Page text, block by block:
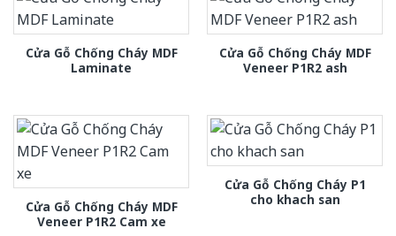
Cửa Gỗ Chống Cháy MDF
Laminate
Cửa Gỗ Chống Cháy MDF
Veneer P1R2 ash
Cửa Gỗ Chống Cháy MDF
Veneer P1R2 Cam xe
Cửa Gỗ Chống Cháy P1
cho khach san